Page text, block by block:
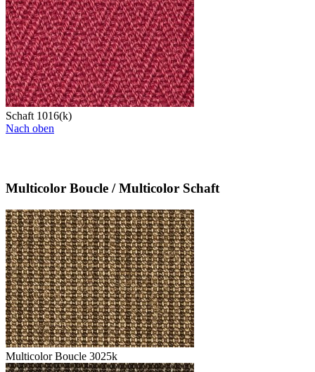
Schaft 1016(k)
Nach oben
Multicolor Boucle / Multicolor Schaft
Multicolor Boucle 3025k